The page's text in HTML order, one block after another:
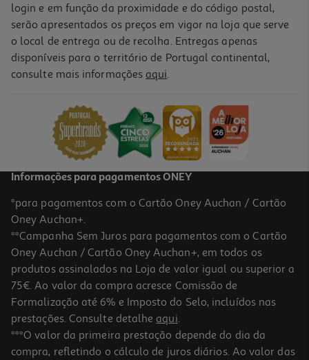
-10%
Livro No Meu Coração De Mãe
PVP de editor
12,51 €
-10%
Livro Não Se Procura De Kashelle Gourley Skylar Hogan
11.61 €/un
login e em função da proximidade e do código postal,
serão apresentados os preços em vigor na loja que serve
o local de entrega ou de recolha. Entregas apenas
disponíveis para o território de Portugal continental,
consulte mais informações aqui.
Informações para pagamentos ONEY
*para pagamentos com o Cartão Oney Auchan / Cartão
Oney Auchan+.
**Campanha Sem Juros para pagamentos com o Cartão
Oney Auchan / Cartão Oney Auchan+, em todos os
produtos assinalados na Loja de valor igual ou superior a
75€. Ao valor da compra acresce Comissão de
Formalização até 6% e Imposto do Selo, incluídos nas
prestações. Consulte detalhe aqui.
***O valor da primeira prestação depende do dia da
compra, refletindo o cálculo de juros diários. Ao valor das